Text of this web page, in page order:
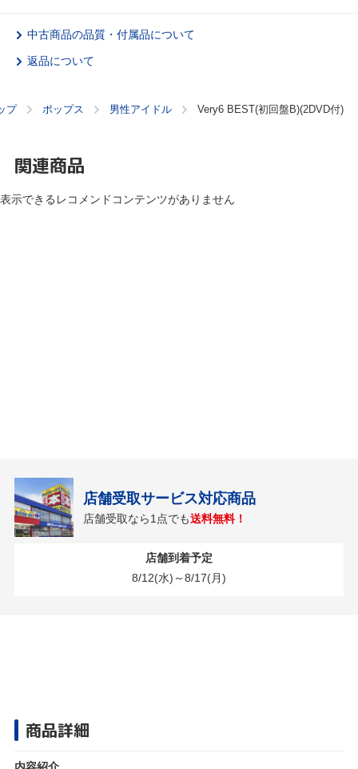
中古商品の品質・付属品について
返品について
プ ポップス 男性アイドル Very6 BEST(初回盤B)(2DVD付)
関連商品
表示できるレコメンドコンテンツがありません
店舗受取サービス対応商品
店舗受取なら1点でも送料無料！
店舗到着予定
8/12(水)～8/17(月)
商品詳細